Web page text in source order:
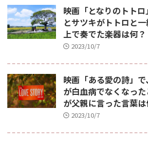
映画「となりのトト
とサツキがトトロと
上で奏でた楽器は何？
2023/10/7
映画「ある愛の詩」
が白血病でなくなっ
が父親に言った言葉は
2023/10/7